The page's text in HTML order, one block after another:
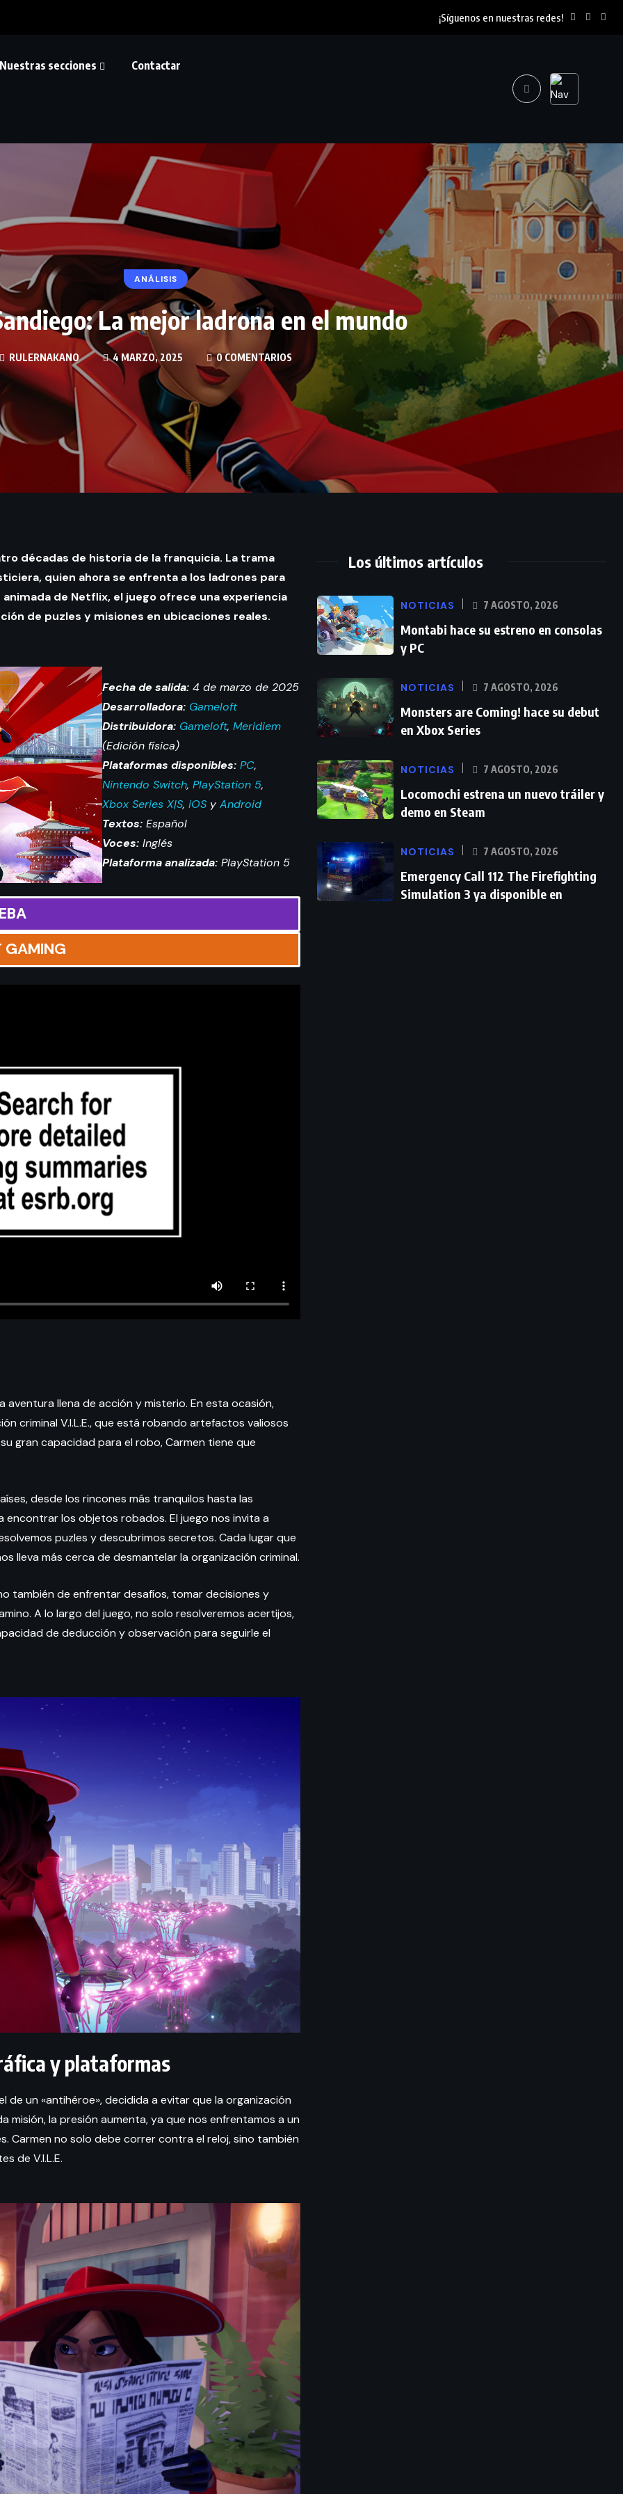
¡Síguenos en nuestras redes!
Nuestras secciones Contactar
ANÁLISIS
La mejor ladrona en el mundo
RULERNAKANO 4 MARZO, 2025 0 COMENTARIOS
décadas de historia de la franquicia. La trama
quien ahora se enfrenta a los ladrones para
de Netflix, el juego ofrece una experiencia
de puzles y misiones en ubicaciones reales.
Fecha de salida:4 de marzo de 2025
Desarrolladora: Gameloft
Distribuidora: Gameloft, Meridiem
(Edición física)
Plataformas disponibles: PC,
Nintendo Switch, PlayStation 5,
Xbox Series X|S, iOSy Android
Textos:Español
Voces:Inglés
Plataforma analizada:PlayStation 5
GAMING
aventura llena de acción y misterio. En esta ocasión,
criminal V.I.L.E., que está robando artefactos valiosos
gran capacidad para el robo, Carmen tiene que
desde los rincones más tranquilos hasta las
encontrar los objetos robados. El juego nos invita a
puzles y descubrimos secretos. Cada lugar que
lleva más cerca de desmantelar la organización criminal.
también de enfrentar desafíos, tomar decisiones y
A lo largo del juego, no solo resolveremos acertijos,
de deducción y observación para seguirle el
y plataformas
de un «antihéroe», decidida a evitar que la organización
misión, la presión aumenta, ya que nos enfrentamos a un
Carmen no solo debe correr contra el reloj, sino también
de V.I.L.E.
Los últimos artículos
NOTICIAS 7 AGOSTO, 2026
Montabi hace su estreno en consolas
y PC
NOTICIAS 7 AGOSTO, 2026
Monsters are Coming! hace su debut
en Xbox Series
NOTICIAS 7 AGOSTO, 2026
Locomochi estrena un nuevo tráiler y
demo en Steam
NOTICIAS 7 AGOSTO, 2026
Emergency Call 112 The Firefighting
Simulation 3 ya disponible en